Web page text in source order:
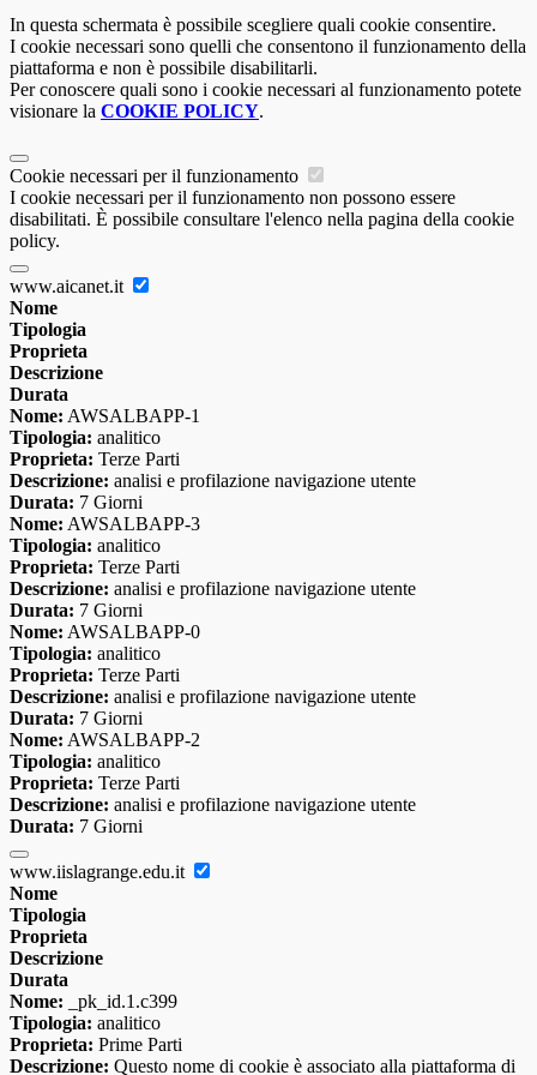
In questa schermata è possibile scegliere quali cookie consentire.
I cookie necessari sono quelli che consentono il funzionamento della
piattaforma e non è possibile disabilitarli.
Per conoscere quali sono i cookie necessari al funzionamento potete
visionare la COOKIE POLICY.
Cookie necessari per il funzionamento
I cookie necessari per il funzionamento non possono essere
disabilitati. È possibile consultare l'elenco nella pagina della cookie
policy.
www.aicanet.it
Nome
Tipologia
Proprieta
Descrizione
Durata
Nome: AWSALBAPP-1
Tipologia: analitico
Proprieta: Terze Parti
Descrizione: analisi e profilazione navigazione utente
Durata: 7 Giorni
Nome: AWSALBAPP-3
Tipologia: analitico
Proprieta: Terze Parti
Descrizione: analisi e profilazione navigazione utente
Durata: 7 Giorni
Nome: AWSALBAPP-0
Tipologia: analitico
Proprieta: Terze Parti
Descrizione: analisi e profilazione navigazione utente
Durata: 7 Giorni
Nome: AWSALBAPP-2
Tipologia: analitico
Proprieta: Terze Parti
Descrizione: analisi e profilazione navigazione utente
Durata: 7 Giorni
www.iislagrange.edu.it
Nome
Tipologia
Proprieta
Descrizione
Durata
Nome: _pk_id.1.c399
Tipologia: analitico
Proprieta: Prime Parti
Descrizione: Questo nome di cookie è associato alla piattaforma di